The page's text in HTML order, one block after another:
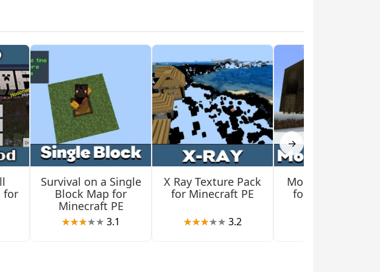
o Vibrant Visuals era usado com packs de recursos PBR que
que testam packs de gráficos aprimorados em aparelhos
Taiga Mutated. Uma correção pequena, mas que restaura a
→
for
Survival on a Single
Block Map for
Minecraft PE
3.1
X Ray Texture Pack
for Minecraft PE
3.2
Mo Creatures Mod
for Minecraft PE